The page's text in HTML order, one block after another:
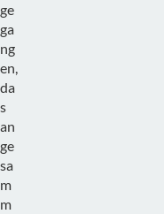
ge
ga
ng
en,
da
s
an
ge
sa
m
m